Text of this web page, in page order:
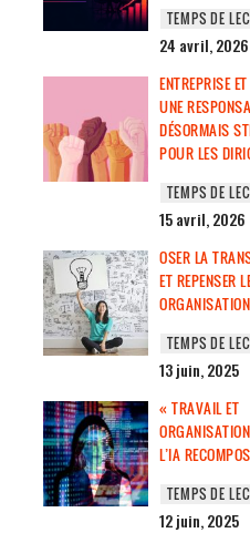
24 avril, 2026
ENTREPRISE
UNE
DÉSORMAIS
POUR LES
15 avril, 2026
OSER LA
ET REPENSER
13 juin, 2025
« TRAVAIL ET
L’IA
12 juin, 2025